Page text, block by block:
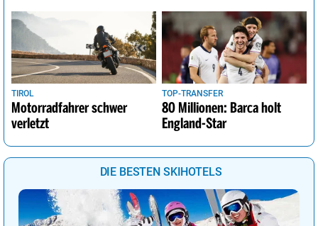
TIROL
Motorradfahrer schwer
verletzt
TOP-TRANSFER
80 Millionen: Barca holt
England-Star
DIE BESTEN SKIHOTELS